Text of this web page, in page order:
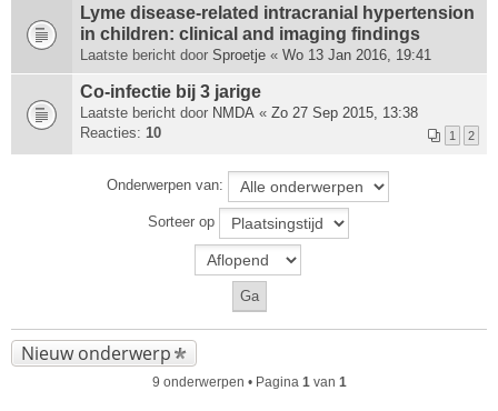
Lyme disease-related intracranial hypertension
in children: clinical and imaging findings
Laatste bericht door Sproetje « Wo 13 Jan 2016, 19:41
Co-infectie bij 3 jarige
Laatste bericht door NMDA « Zo 27 Sep 2015, 13:38
Reacties: 10 1 2
Onderwerpen van:
Sorteer op
Nieuw onderwerp
9 onderwerpen • Pagina 1van 1